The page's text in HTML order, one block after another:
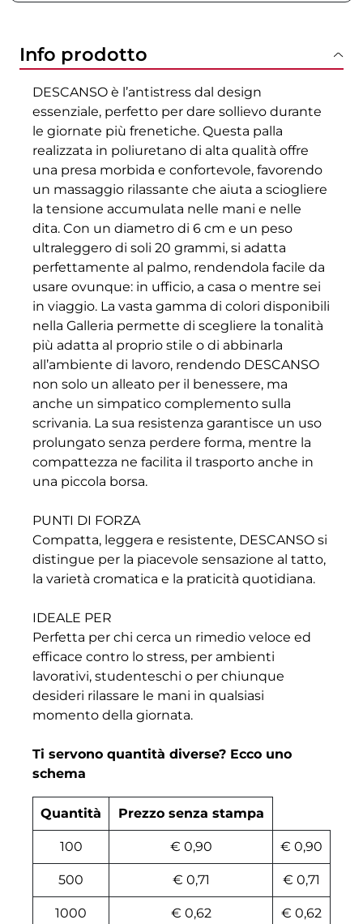
Info prodotto
DESCANSO è l’antistress dal design
essenziale, perfetto per dare sollievo durante
le giornate più frenetiche. Questa palla
realizzata in poliuretano di alta qualità offre
una presa morbida e confortevole, favorendo
un massaggio rilassante che aiuta a sciogliere
la tensione accumulata nelle mani e nelle
dita. Con un diametro di 6 cm e un peso
ultraleggero di soli 20 grammi, si adatta
perfettamente al palmo, rendendola facile da
usare ovunque: in ufficio, a casa o mentre sei
in viaggio. La vasta gamma di colori disponibili
nella Galleria permette di scegliere la tonalità
più adatta al proprio stile o di abbinarla
all’ambiente di lavoro, rendendo DESCANSO
non solo un alleato per il benessere, ma
anche un simpatico complemento sulla
scrivania. La sua resistenza garantisce un uso
prolungato senza perdere forma, mentre la
compattezza ne facilita il trasporto anche in
una piccola borsa.
PUNTI DI FORZA
Compatta, leggera e resistente, DESCANSO si
distingue per la piacevole sensazione al tatto,
la varietà cromatica e la praticità quotidiana.
IDEALE PER
Perfetta per chi cerca un rimedio veloce ed
efficace contro lo stress, per ambienti
lavorativi, studenteschi o per chiunque
desideri rilassare le mani in qualsiasi
momento della giornata.
Ti servono quantità diverse? Ecco uno
schema
Quantità Prezzo senza stampa
100 € 0,90 € 0,90
500 € 0,71 € 0,71
1000 € 0,62 € 0,62